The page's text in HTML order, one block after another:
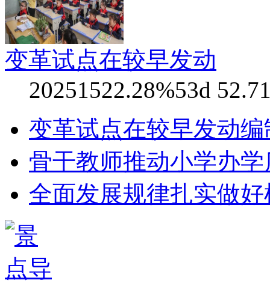
变革试点在较早发动
20251522.28%53d
变革试点在较早发动编
骨干教师推动小学办学
全面发展规律扎实做好